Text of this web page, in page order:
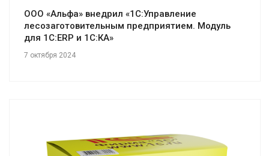
ООО «Альфа» внедрил «1С:Управление
лесозаготовительным предприятием. Модуль
для 1С:ERP и 1С:КА»
7 октября 2024